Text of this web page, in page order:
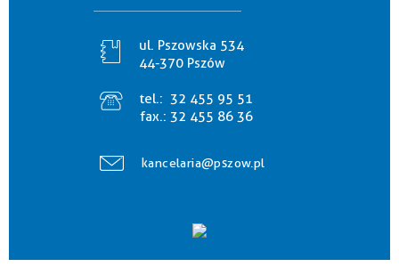
ul. Pszowska 534
44-370 Pszów
tel.: 32 455 95 51
fax.: 32 455 86 36
kancelaria@pszow.pl